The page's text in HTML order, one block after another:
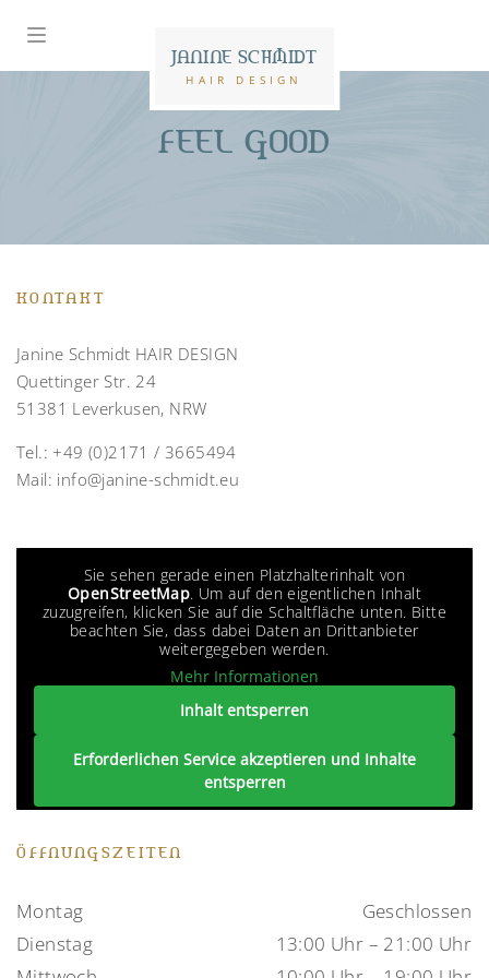
JANINE SCHMIDT
HAIR DESIGN
FEEL GOOD
KONTAKT
Janine Schmidt HAIR DESIGN
Quettinger Str. 24
51381 Leverkusen, NRW
Tel.:+49 (0)2171 / 3665494
Mail: info@janine-schmidt.eu
Sie sehen gerade einen Platzhalterinhalt von
OpenStreetMap. Um auf den eigentlichen Inhalt
zuzugreifen, klicken Sie auf die Schaltfläche unten. Bitte
beachten Sie, dass dabei Daten an Drittanbieter
weitergegeben werden.
Mehr Informationen
Inhalt entsperren
Erforderlichen Service akzeptieren und Inhalte
entsperren
ÖFFNUNGSZEITEN
Montag
Geschlossen
Dienstag
13:00 Uhr – 21:00 Uhr